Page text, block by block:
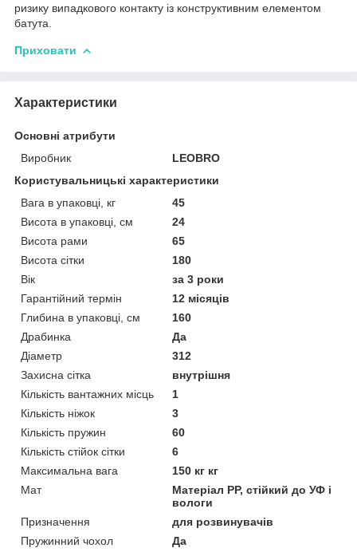
ризику випадкового контакту із конструктивним елементом
батута.
Приховати
Характеристики
Основні атрибути
Виробник
LEOBRO
Користувальницькі характеристики
Вага в упаковці, кг
45
Висота в упаковці, см
24
Висота рами
65
Висота сітки
180
Вік
за 3 роки
Гарантійний термін
12 місяців
Глибина в упаковці, см
160
Драбинка
Да
Діаметр
312
Захисна сітка
внутрішня
Кількість вантажних місць
1
Кількість ніжок
3
Кількість пружин
60
Кількість стійок сітки
6
Максимальна вага
150 кг кг
Мат
Матеріал РР, стійкий до УФ і
вологи
Призначення
для розвинувачів
Пружинний чохол
Да